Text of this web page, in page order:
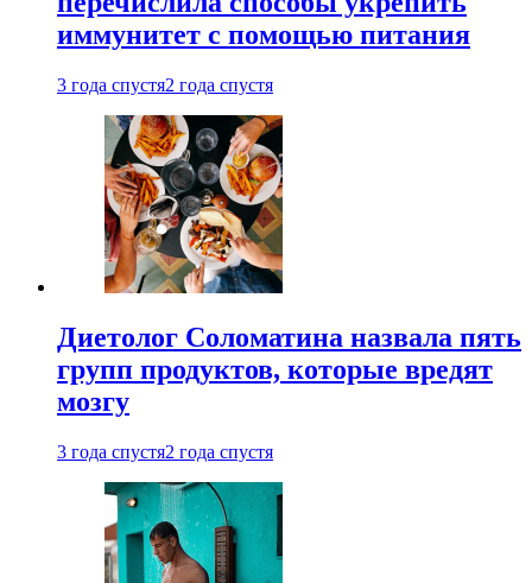
иммунитет с помощью питания
3 года спустя2 года спустя
Диетолог Соломатина назвала пять
групп продуктов, которые вредят
мозгу
3 года спустя2 года спустя